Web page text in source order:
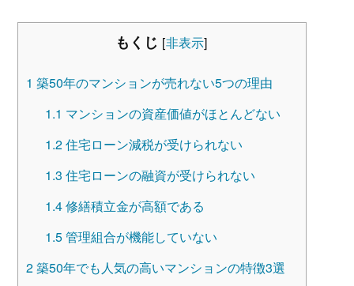
もくじ [非表示]
1 築50年のマンションが売れない5つの理由
1.1 マンションの資産価値がほとんどない
1.2住宅ローン減税が受けられない
1.3 住宅ローンの融資が受けられない
1.4修繕積立金が高額である
1.5管理組合が機能していない
2築50年でも人気の高いマンションの特徴3選